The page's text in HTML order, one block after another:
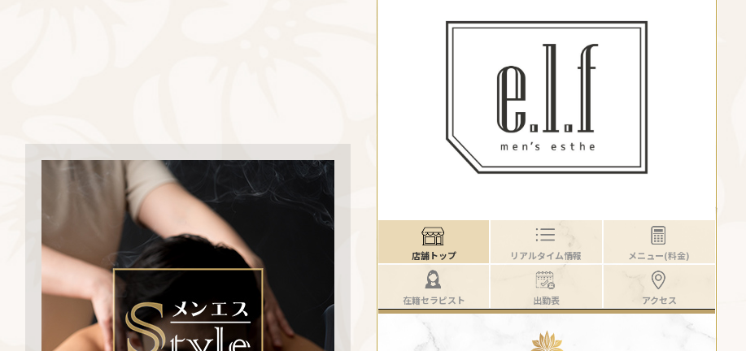
店舗トップ リアルタイム情報 メニュー(料金)
在籍セラピスト 出勤表 アクセス